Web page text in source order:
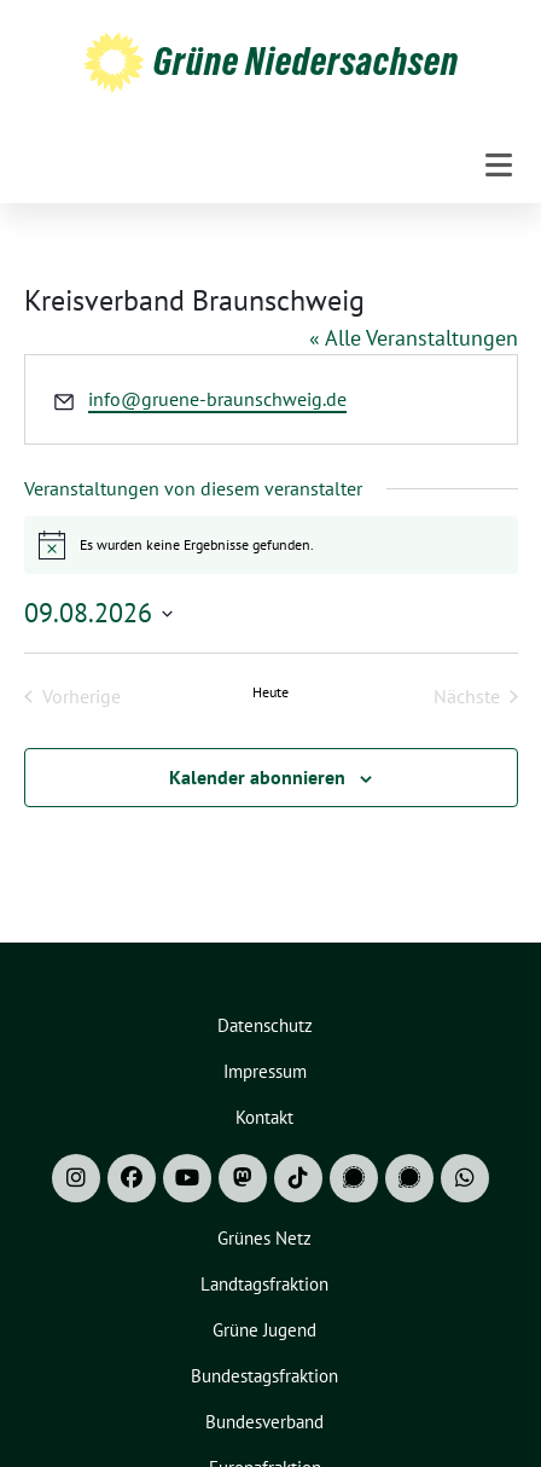
Grüne Niedersachsen
Kreisverband Braunschweig
« Alle Veranstaltungen
Email
info@gruene-braunschweig.de
Veranstaltungen von diesem veranstalter
HinweisEs wurden keine Ergebnisse gefunden.
09.08.2026
Datum
Vorherige
Heute
Nächste
Kalender abonnieren
Datenschutz
Impressum
Kontakt
Grünes Netz
Landtagsfraktion
Grüne Jugend
Bundestagsfraktion
Bundesverband